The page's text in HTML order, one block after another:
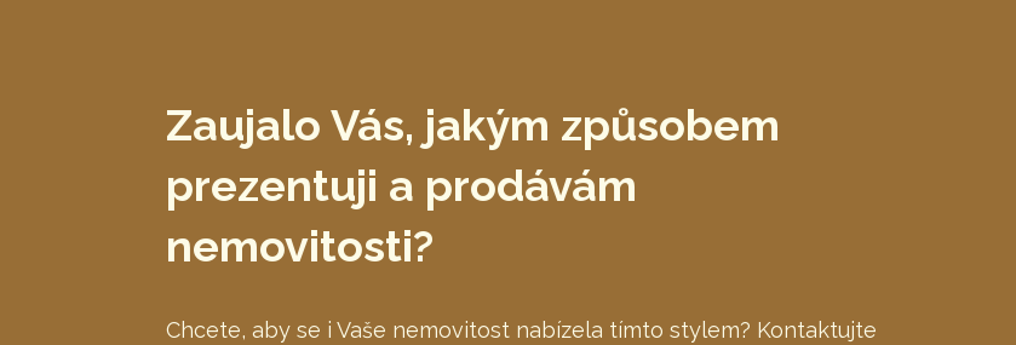
Zaujalo Vás, jakým způsobem
prezentuji a prodávám
nemovitosti?
Chcete, aby se i Vaše nemovitost nabízela tímto stylem? Kontaktujte